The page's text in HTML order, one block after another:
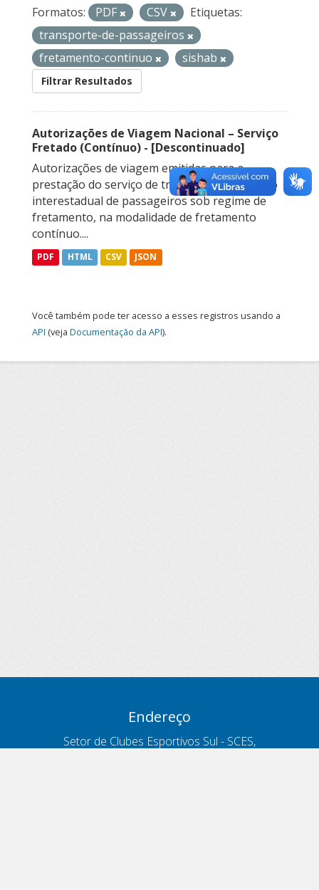
Formatos: PDF CSV
Etiquetas:
transporte-de-passageiros
fretamento-continuo
sishab
Filtrar Resultados
Autorizações de Viagem Nacional – Serviço
Fretado (Contínuo) - [Descontinuado]
Autorizações de viagem emitidas para a
prestação do serviço de transporte rodoviário
interestadual de passageiros sob regime de
fretamento, na modalidade de fretamento
contínuo....
PDF HTML CSV JSON
Você também pode ter acesso a esses registros usando a
API (veja Documentação da API).
Endereço
Setor de Clubes Esportivos Sul - SCES,